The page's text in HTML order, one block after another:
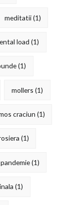
meditatii(1)
load (1)
(1)
mollers (1)
craciun (1)
(1)
(1)
(1)